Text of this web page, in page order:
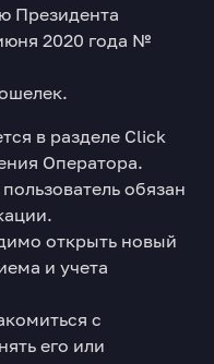
Президента
2020 года №
в разделе Click
Оператора.
обязан
открыть новый
и учета
с
его или